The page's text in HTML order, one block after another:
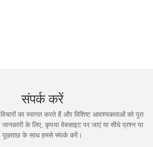
संपर्क करें
का स्वागत करते हैं और विशिष्ट आवश्यकताओं को पूरा
के लिए, कृपया वेबसाइट पर जाएं या सीधे प्रश्न या
पूछताछ के साथ हमसे संपर्क करें।